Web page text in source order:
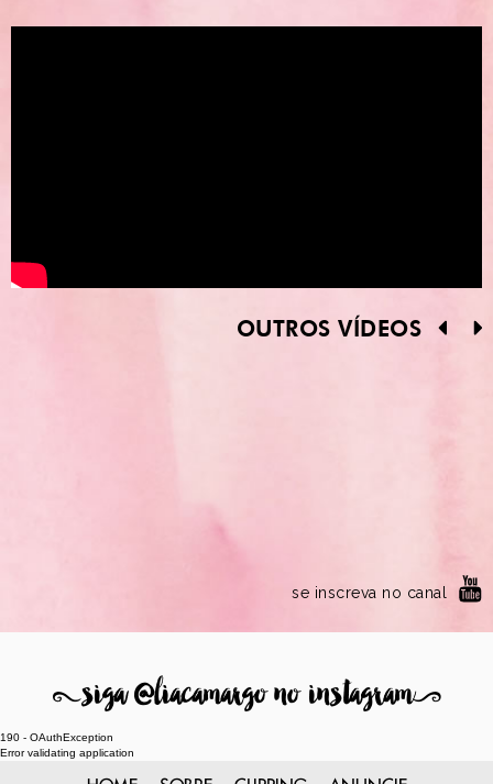
OUTROS VÍDEOS
se inscreva no canal
8siga @liacamargo no instagram9
190 - OAuthException
Error validating application